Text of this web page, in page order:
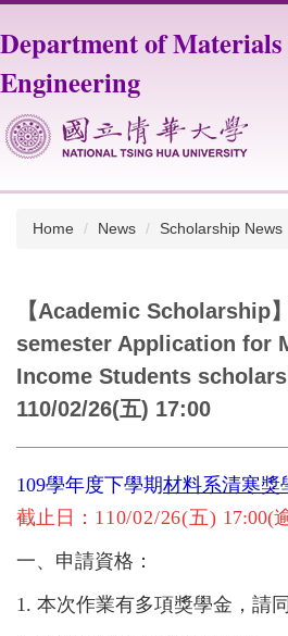
to
main
block
Department of Materials
Engineering
Home News Scholarship News
【Academic Scholarship
semester Application for
Income Students
110/02/26(五) 17:00
109學年度下學期材料系清寒獎
截止日： 110/02/26(五) 17:00(
一、申請資格：
1. 本次作業有多項獎學金，請